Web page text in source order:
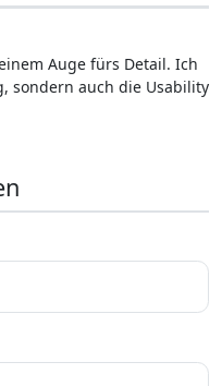
Auge fürs Detail. Ich
sondern auch die Usability